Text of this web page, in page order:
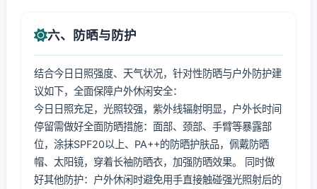
六、防晒与防护
结合今日日照强度、天气状况，针对性防晒与户外防护建
议如下，全面保障户外休闲安全：
今日日照充足，光照较强，紫外线辐射明显，户外长时间
停留需做好全面防晒措施：面部、颈部、手臂等暴露部
位，涂抹SPF20以上、PA++的防晒护肤品，佩戴防晒
帽、太阳镜，穿着长袖防晒衣，加强防晒效果。 同时做
好其他防护：户外休闲时避免用手直接触碰强光照射后的